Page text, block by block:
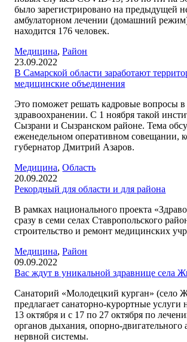
было зарегистрировано на предыдущей
амбулаторном лечении (домашний
находится 176 человек.
Медицина,Район
23.09.2022
В Самарской области заработают
медицинские объединения
Это поможет решать кадровые вопросы в
здравоохранении. С 1 ноября такой
Сызрани и Сызранском районе. Тема
еженедельном оперативном совещании,
губернатор Дмитрий Азаров.
Медицина,Область
20.09.2022
Рекордный для области и для района
В рамках национального проекта
сразу в семи селах Ставропольского
строительство и ремонт медицинских
Медицина,Район
09.09.2022
Вас ждут в уникальной здравнице села
Санаторий «Молодецкий курган» (село
предлагает санаторно-курортные услуги
13 октября и с 17 по 27 октября по
органов дыхания, опорно-двигательного
нервной системы.